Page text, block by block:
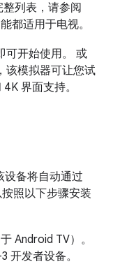
列表，请参阅
都适用于电视。
可开始使用。 或
，该模拟器可让您试
界面支持。
设备将自动通过
照以下步骤安装
于 Android TV）。
开发者设备。